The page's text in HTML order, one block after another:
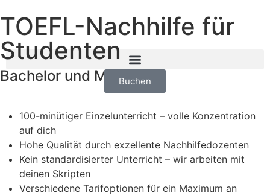
Buchen
TOEFL-Nachhilfe für
Studenten
Bachelor und Master
100-minütiger Einzelunterricht – volle Konzentration
auf dich
Hohe Qualität durch exzellente Nachhilfedozenten
Kein standardisierter Unterricht – wir arbeiten mit
deinen Skripten
Verschiedene Tarifoptionen für ein Maximum an